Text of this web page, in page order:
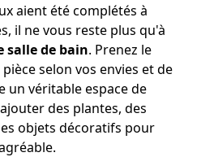
aient été complétés à
il ne vous reste plus qu'à
salle de bain. Prenez le
selon vos envies et de
un véritable espace de
des plantes, des
objets décoratifs pour